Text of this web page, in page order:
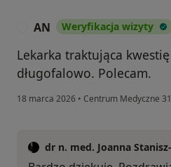
AN Weryfikacja wizyty
Lekarka traktująca
długofalowo. Polecam.
18 marca 2026 • Centrum Medyczne
dr n. med. Joanna